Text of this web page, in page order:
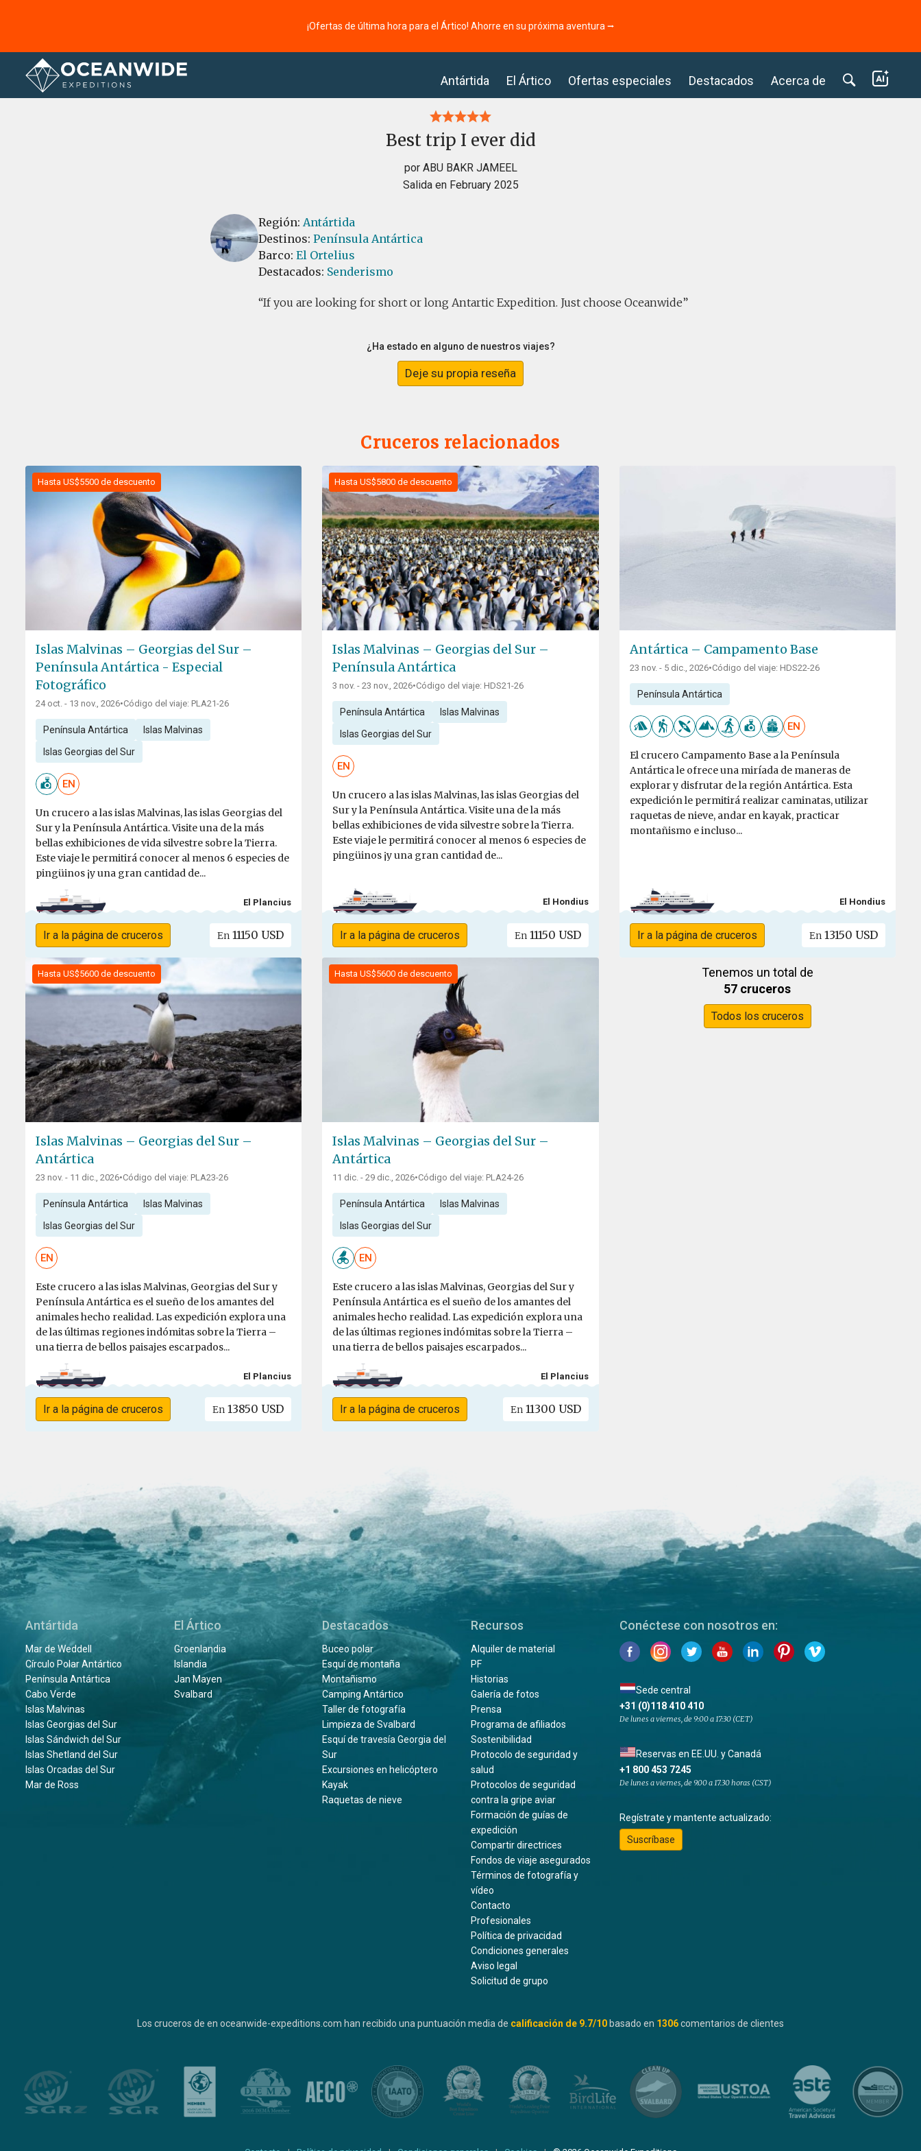
¡Ofertas de última hora para el Ártico! Ahorre en su próxima aventura ⭢
Antártida El Ártico Ofertas especiales Destacados Acerca de
Página principal Reseñas
Best trip I ever did
por ABU BAKR JAMEEL
Salida en February 2025
Región: Antártida
Destinos: Península Antártica
Barco: El Ortelius
Destacados: Senderismo
If you are looking for short or long Antartic Expedition. Just choose Oceanwide
¿Ha estado en alguno de nuestros viajes?
Deje su propia reseña
Cruceros relacionados
Hasta US$5500 de descuento
Islas Malvinas – Georgias del Sur –
Península Antártica - Especial
Fotográfico
24 oct. - 13 nov., 2026•Código del viaje: PLA21-26
Península Antártica Islas Malvinas
Islas Georgias del Sur
EN
Un crucero a las islas Malvinas, las islas Georgias del
Sur y la Península Antártica. Visite una de la más
bellas exhibiciones de vida silvestre sobre la Tierra.
Este viaje le permitirá conocer al menos 6 especies de
pingüinos ¡y una gran cantidad de...
El Plancius
Ir a la página de cruceros En 11150 USD
Hasta US$5800 de descuento
Islas Malvinas – Georgias del Sur –
Península Antártica
3 nov. - 23 nov., 2026•Código del viaje: HDS21-26
Península Antártica Islas Malvinas
Islas Georgias del Sur
EN
Un crucero a las islas Malvinas, las islas Georgias del
Sur y la Península Antártica. Visite una de la más
bellas exhibiciones de vida silvestre sobre la Tierra.
Este viaje le permitirá conocer al menos 6 especies de
pingüinos ¡y una gran cantidad de...
El Hondius
Ir a la página de cruceros En11150 USD
Antártica – Campamento Base
23 nov. - 5 dic., 2026•Código del viaje: HDS22-26
Península Antártica
EN
El crucero Campamento Base a la Península
Antártica le ofrece una miríada de maneras de
explorar y disfrutar de la región Antártica. Esta
expedición le permitirá realizar caminatas, utilizar
raquetas de nieve, andar en kayak, practicar
montañismo e incluso...
El Hondius
Ir a la página de cruceros En 13150 USD
Hasta US$5600 de descuento
Islas Malvinas – Georgias del Sur –
Antártica
23 nov. - 11 dic., 2026•Código del viaje: PLA23-26
Península Antártica Islas Malvinas
Islas Georgias del Sur
EN
Este crucero a las islas Malvinas, Georgias del Sur y
Península Antártica es el sueño de los amantes del
animales hecho realidad. Las expedición explora una
de las últimas regiones indómitas sobre la Tierra –
una tierra de bellos paisajes escarpados...
El Plancius
Ir a la página de cruceros En 13850 USD
Hasta US$5600 de descuento
Islas Malvinas – Georgias del Sur –
Antártica
11 dic. - 29 dic., 2026•Código del viaje: PLA24-26
Península Antártica Islas Malvinas
Islas Georgias del Sur
EN
Este crucero a las islas Malvinas, Georgias del Sur y
Península Antártica es el sueño de los amantes del
animales hecho realidad. Las expedición explora una
de las últimas regiones indómitas sobre la Tierra –
una tierra de bellos paisajes escarpados...
El Plancius
Ir a la página de cruceros En11300 USD
Tenemos un total de
57 cruceros
Todos los cruceros
Antártida
Mar de Weddell
Círculo Polar Antártico
Península Antártica
Cabo Verde
Islas Malvinas
Islas Georgias del Sur
Islas Sándwich del Sur
Islas Shetland del Sur
Islas Orcadas del Sur
Mar de Ross
El Ártico
Groenlandia
Islandia
Jan Mayen
Svalbard
Destacados
Buceo polar
Esquí de montaña
Montañismo
Camping Antártico
Taller de fotografía
Limpieza de Svalbard
Esquí de travesía Georgia del
Sur
Excursiones en helicóptero
Kayak
Raquetas de nieve
Recursos
Alquiler de material
PF
Historias
Galería de fotos
Prensa
Programa de afiliados
Sostenibilidad
Protocolo de seguridad y
salud
Protocolos de seguridad
contra la gripe aviar
Formación de guías de
expedición
Compartir directrices
Fondos de viaje asegurados
Términos de fotografía y
vídeo
Contacto
Profesionales
Política de privacidad
Condiciones generales
Aviso legal
Solicitud de grupo
Conéctese con nosotros en:
Sede central
+31 (0)118 410 410
De lunes a viernes, de 9:00 a 17:30 (CET)
Reservas en EE.UU. y Canadá
+1 800 453 7245
De lunes a viernes, de 9.00 a 17.30 horas (CST)
Regístrate y mantente actualizado:
Suscríbase
Los cruceros de en oceanwide-expeditions.com han recibido una puntuación media de calificación de 9.7/10 basado en 1306comentarios de clientes